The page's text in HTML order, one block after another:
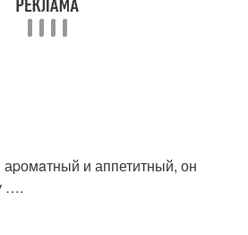
и аппетитный, он
….